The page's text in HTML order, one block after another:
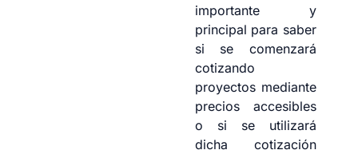
importante y
principal para saber
si se comenzará
cotizando
proyectos mediante
precios accesibles
o si se utilizará
dicha cotización